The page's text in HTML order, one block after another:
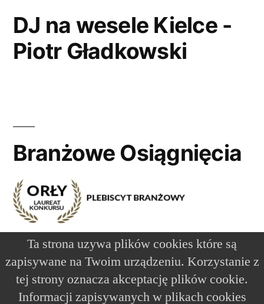
DJ na wesele Kielce -
Piotr Gładkowski
Branżowe Osiągnięcia
DJ na wesele Kielce – Piotr Gładkowski,Dumnie
wspierane przez WordPress.
Start O Mnie
Ta strona uzywa plików cookies które są
zapisywane na Twoim urządzeniu. Korzystanie z
tej strony oznacza akceptację plików cookie.
Informacji zapisywanych w plikach cookies